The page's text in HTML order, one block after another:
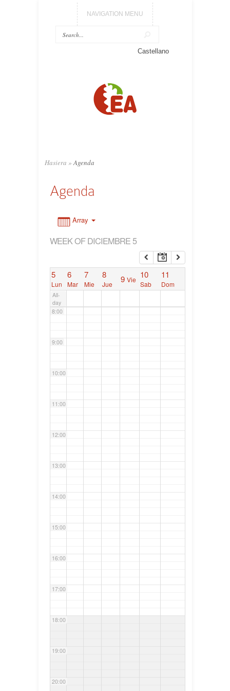
NAVIGATION MENU
Castellano
Hasiera » Agenda
Agenda
Array
WEEK OF DICIEMBRE 5
5
Lun
6
Mar
7
Mie
8
Jue 9 Vie 10
Sab
11
Dom
All-
day
4:00
5:00
7:00
8:00
9:00
10:00
11:00
12:00
13:00
14:00
15:00
16:00
17:00
18:00
19:00
20:00